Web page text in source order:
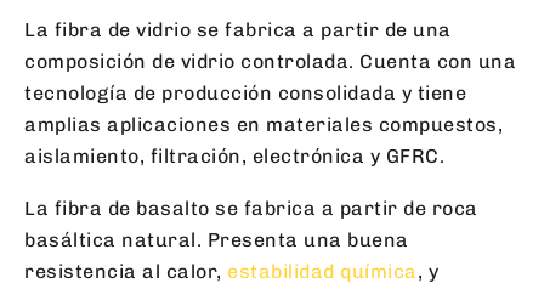
La fibra de vidrio se fabrica a partir de una
composición de vidrio controlada. Cuenta con una
tecnología de producción consolidada y tiene
amplias aplicaciones en materiales compuestos,
aislamiento, filtración, electrónica y GFRC.
La fibra de basalto se fabrica a partir de roca
basáltica natural. Presenta una buena
resistencia al calor, estabilidad química, y